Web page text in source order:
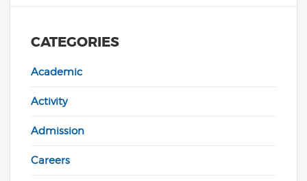
CATEGORIES
Academic
Activity
Admission
Careers